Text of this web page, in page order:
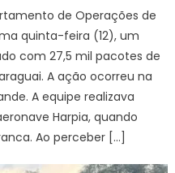
de Operações de
quinta-feira (12), um
com 27,5 mil pacotes de
A ação ocorreu na
A equipe realizava
Harpia, quando
Ao perceber […]